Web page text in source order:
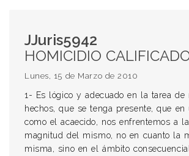
JJuris5942
HOMICIDIO CALIFICADO CON ENSAÑAMIENTO. PRISION PERPETUA. APRECIACIÓN DE LA
Lunes, 15 de Marzo de 2010
1- Es lógico y adecuado en la tarea de
hechos, que se tenga presente, que en
como el acaecido, nos enfrentemos a
magnitud del mismo, no en cuanto la
misma, sino en el ámbito